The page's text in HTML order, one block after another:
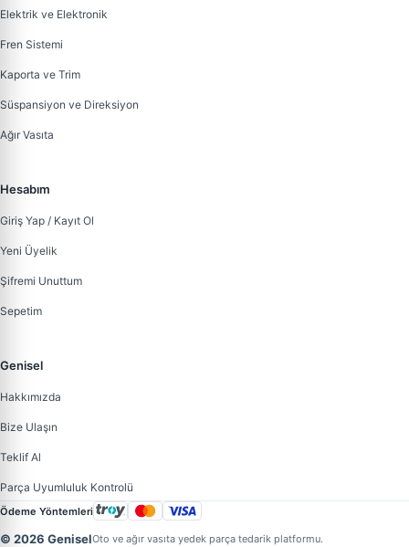
Elektrik ve Elektronik
Fren Sistemi
Kaporta ve Trim
Süspansiyon ve Direksiyon
Ağır Vasıta
Hesabım
Giriş Yap / Kayıt Ol
Yeni Üyelik
Şifremi Unuttum
Sepetim
Genisel
Hakkımızda
Bize Ulaşın
Teklif Al
Parça Uyumluluk Kontrolü
Ödeme Yöntemleri
© 2026 GeniselOto ve ağır vasıta yedek parça tedarik platformu.